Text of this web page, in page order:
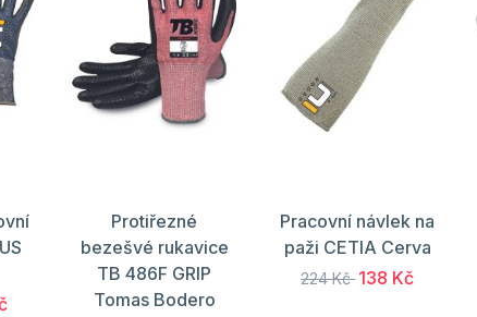
Protiřezné
bezešvé rukavice
TB 486F GRIP
Tomas Bodero
Pracovní návlek na
paži CETIA Cerva
224 Kč 138 Kč